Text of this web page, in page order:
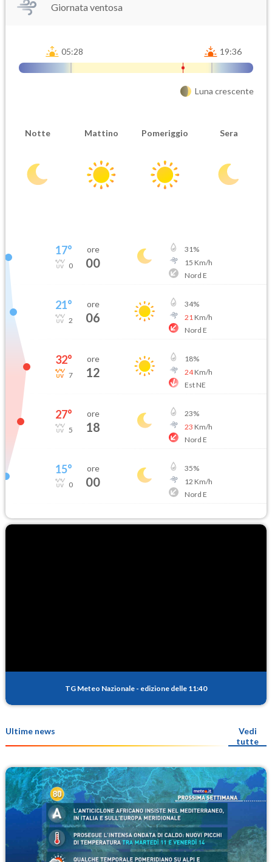
Giornata ventosa
05:28 19:36
Luna crescente
Notte Mattino Pomeriggio Sera
17°
0
ore
00
31%
15 Km/h
Nord E
21°
2
ore
06
34%
21 Km/h
Nord E
32°
7
ore
12
18%
24Km/h
Est NE
27°
5
ore
18
23%
23 Km/h
Nord E
15°
0
ore
00
35%
12 Km/h
Nord E
TG Meteo Nazionale - edizione delle 11:40
Ultime news
Vedi
tutte